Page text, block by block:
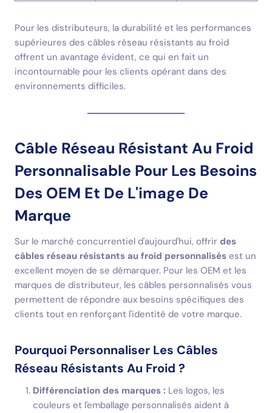
Pour les distributeurs, la durabilité et les performances
supérieures des câbles réseau résistants au froid
offrent un avantage évident, ce qui en fait un
incontournable pour les clients opérant dans des
environnements difficiles.
Câble Réseau Résistant Au Froid
Personnalisable Pour Les Besoins
Des OEM Et De L'image De
Marque
Sur le marché concurrentiel d'aujourd'hui, offrir des
câbles réseau résistants au froid personnalisés est un
excellent moyen de se démarquer. Pour les OEM et les
marques de distributeur, les câbles personnalisés vous
permettent de répondre aux besoins spécifiques des
clients tout en renforçant l'identité de votre marque.
Pourquoi Personnaliser Les Câbles
Réseau Résistants Au Froid ?
Différenciation des marques : Les logos, les
couleurs et l'emballage personnalisés aident à